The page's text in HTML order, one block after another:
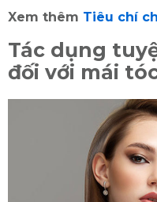
Xem thêm Tiêu chí
Tác dụng
đối với mái